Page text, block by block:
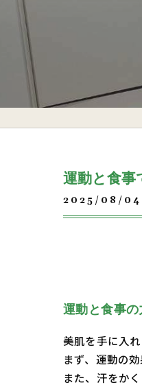
運動と食事
2025/08/04
運動と食事の
美肌を手に入
まず、運動の
また、汗をか